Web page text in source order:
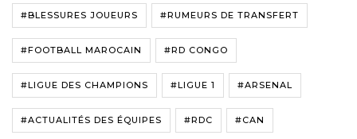
#BLESSURES JOUEURS #RUMEURS DE TRANSFERT
#FOOTBALL MAROCAIN #RD CONGO
#LIGUE DES CHAMPIONS #LIGUE 1 #ARSENAL
#ACTUALITÉS DES ÉQUIPES #RDC #CAN